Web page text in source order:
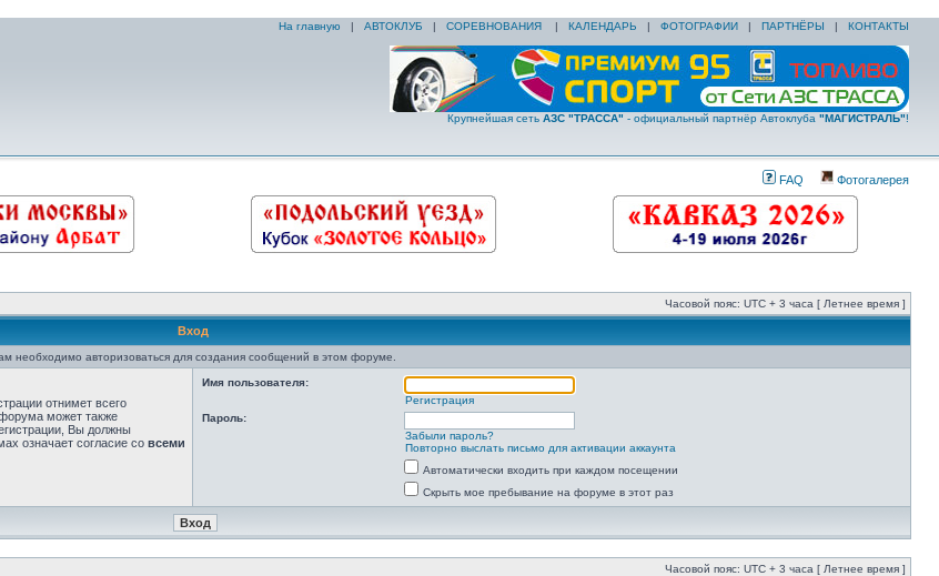
На главную | АВТОКЛУБ | СОРЕВНОВАНИЯ | КАЛЕНДАРЬ | ФОТОГРАФИИ | ПАРТНЁРЫ | КОНТАКТЫ
Крупнейшая сеть АЗС "ТРАССА" - официальный партнёр Автоклуба "МАГИСТРАЛЬ"!
FAQ Фотогалерея
Часовой пояс: UTC + 3 часа [ Летнее время ]
Вход
необходимо авторизоваться для создания сообщений в этом форуме.
отнимет всего
может также
Вы должны
означает согласие со всеми
Имя пользователя:
Регистрация
Пароль:
Забыли пароль?
Повторно выслать письмо для активации аккаунта
Автоматически входить при каждом посещении
Скрыть мое пребывание на форуме в этот раз
Часовой пояс: UTC + 3 часа [ Летнее время ]